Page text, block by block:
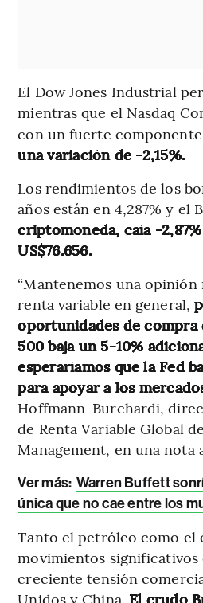
El Dow Jones Industrial
mientras que el Nasdaq
con un fuerte
una variación de -2,15%.
Los rendimientos de los
años están en 4,287% y el
criptomoneda, caía -
US$76.656.
“Mantenemos una
renta variable en general,
oportunidades de compra
500 baja un 5-10%
esperaríamos que la Fed
para apoyar a los
Hoffmann-Burchardi,
de Renta Variable Global
Management, en una nota
Ver más: Warren Buffett
única que no cae entre los
Tanto el petróleo como el
movimientos significativos
creciente tensión
Unidos y China. El crudo